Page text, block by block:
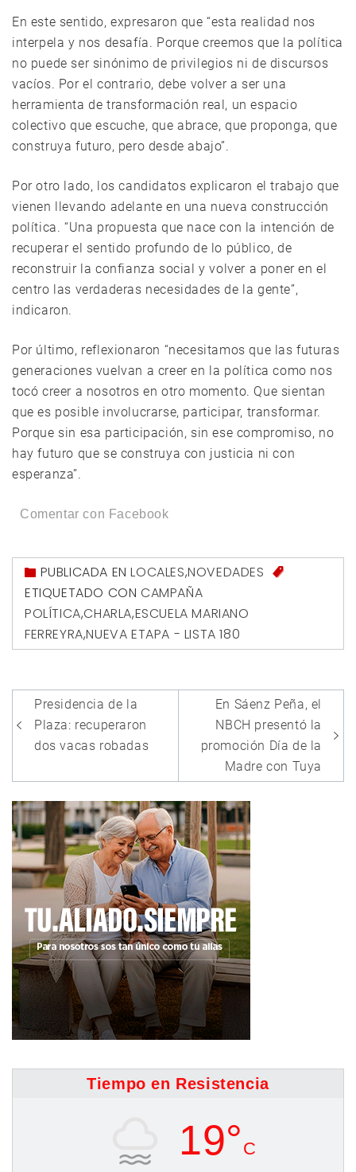
En este sentido, expresaron que “esta realidad nos
interpela y nos desafía. Porque creemos que la política
no puede ser sinónimo de privilegios ni de discursos
vacíos. Por el contrario, debe volver a ser una
herramienta de transformación real, un espacio
colectivo que escuche, que abrace, que proponga, que
construya futuro, pero desde abajo”.
Por otro lado, los candidatos explicaron el trabajo que
vienen llevando adelante en una nueva construcción
política. “Una propuesta que nace con la intención de
recuperar el sentido profundo de lo público, de
reconstruir la confianza social y volver a poner en el
centro las verdaderas necesidades de la gente”,
indicaron.
Por último, reflexionaron “necesitamos que las futuras
generaciones vuelvan a creer en la política como nos
tocó creer a nosotros en otro momento. Que sientan
que es posible involucrarse, participar, transformar.
Porque sin esa participación, sin ese compromiso, no
hay futuro que se construya con justicia ni con
esperanza”.
Comentar con Facebook
PUBLICADA ENLOCALES,NOVEDADES
ETIQUETADO CON CAMPAÑA
POLÍTICA,CHARLA,ESCUELA MARIANO
FERREYRA,NUEVA ETAPA - LISTA 180
Navegación
de
entradas
Presidencia de la
Plaza: recuperaron
dos vacas robadas
En Sáenz Peña, el
NBCH presentó la
promoción Día de la
Madre con Tuya
Tiempo en Resistencia
19° C